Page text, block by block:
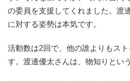
の委員を支援してくれました。渡
に対する姿勢は本気です。
活動数は2回で、他の誰よりもス
す。渡邊優太さんは、物知りとい